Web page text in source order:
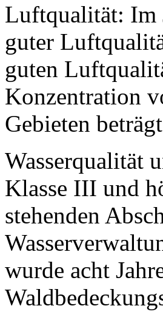
Luftqualität: Im
guter
guten
Konzentration
Gebieten
Wasserqualität
Klasse III und
stehenden
wurde acht